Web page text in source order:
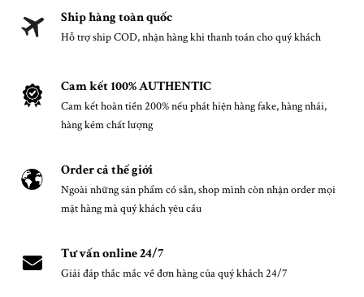
Ship hàng toàn quốc
Hỗ trợ ship COD, nhận hàng khi thanh toán cho quý khách
Cam kết 100% AUTHENTIC
Cam kết hoàn tiền 200% nếu phát hiện hàng fake, hàng nhái,
hàng kém chất lượng
Order cả thế giới
Ngoài những sản phẩm có sẵn, shop mình còn nhận order mọi
mặt hàng mà quý khách yêu cầu
Tư vấn online 24/7
Giải đáp thắc mắc về đơn hàng của quý khách 24/7